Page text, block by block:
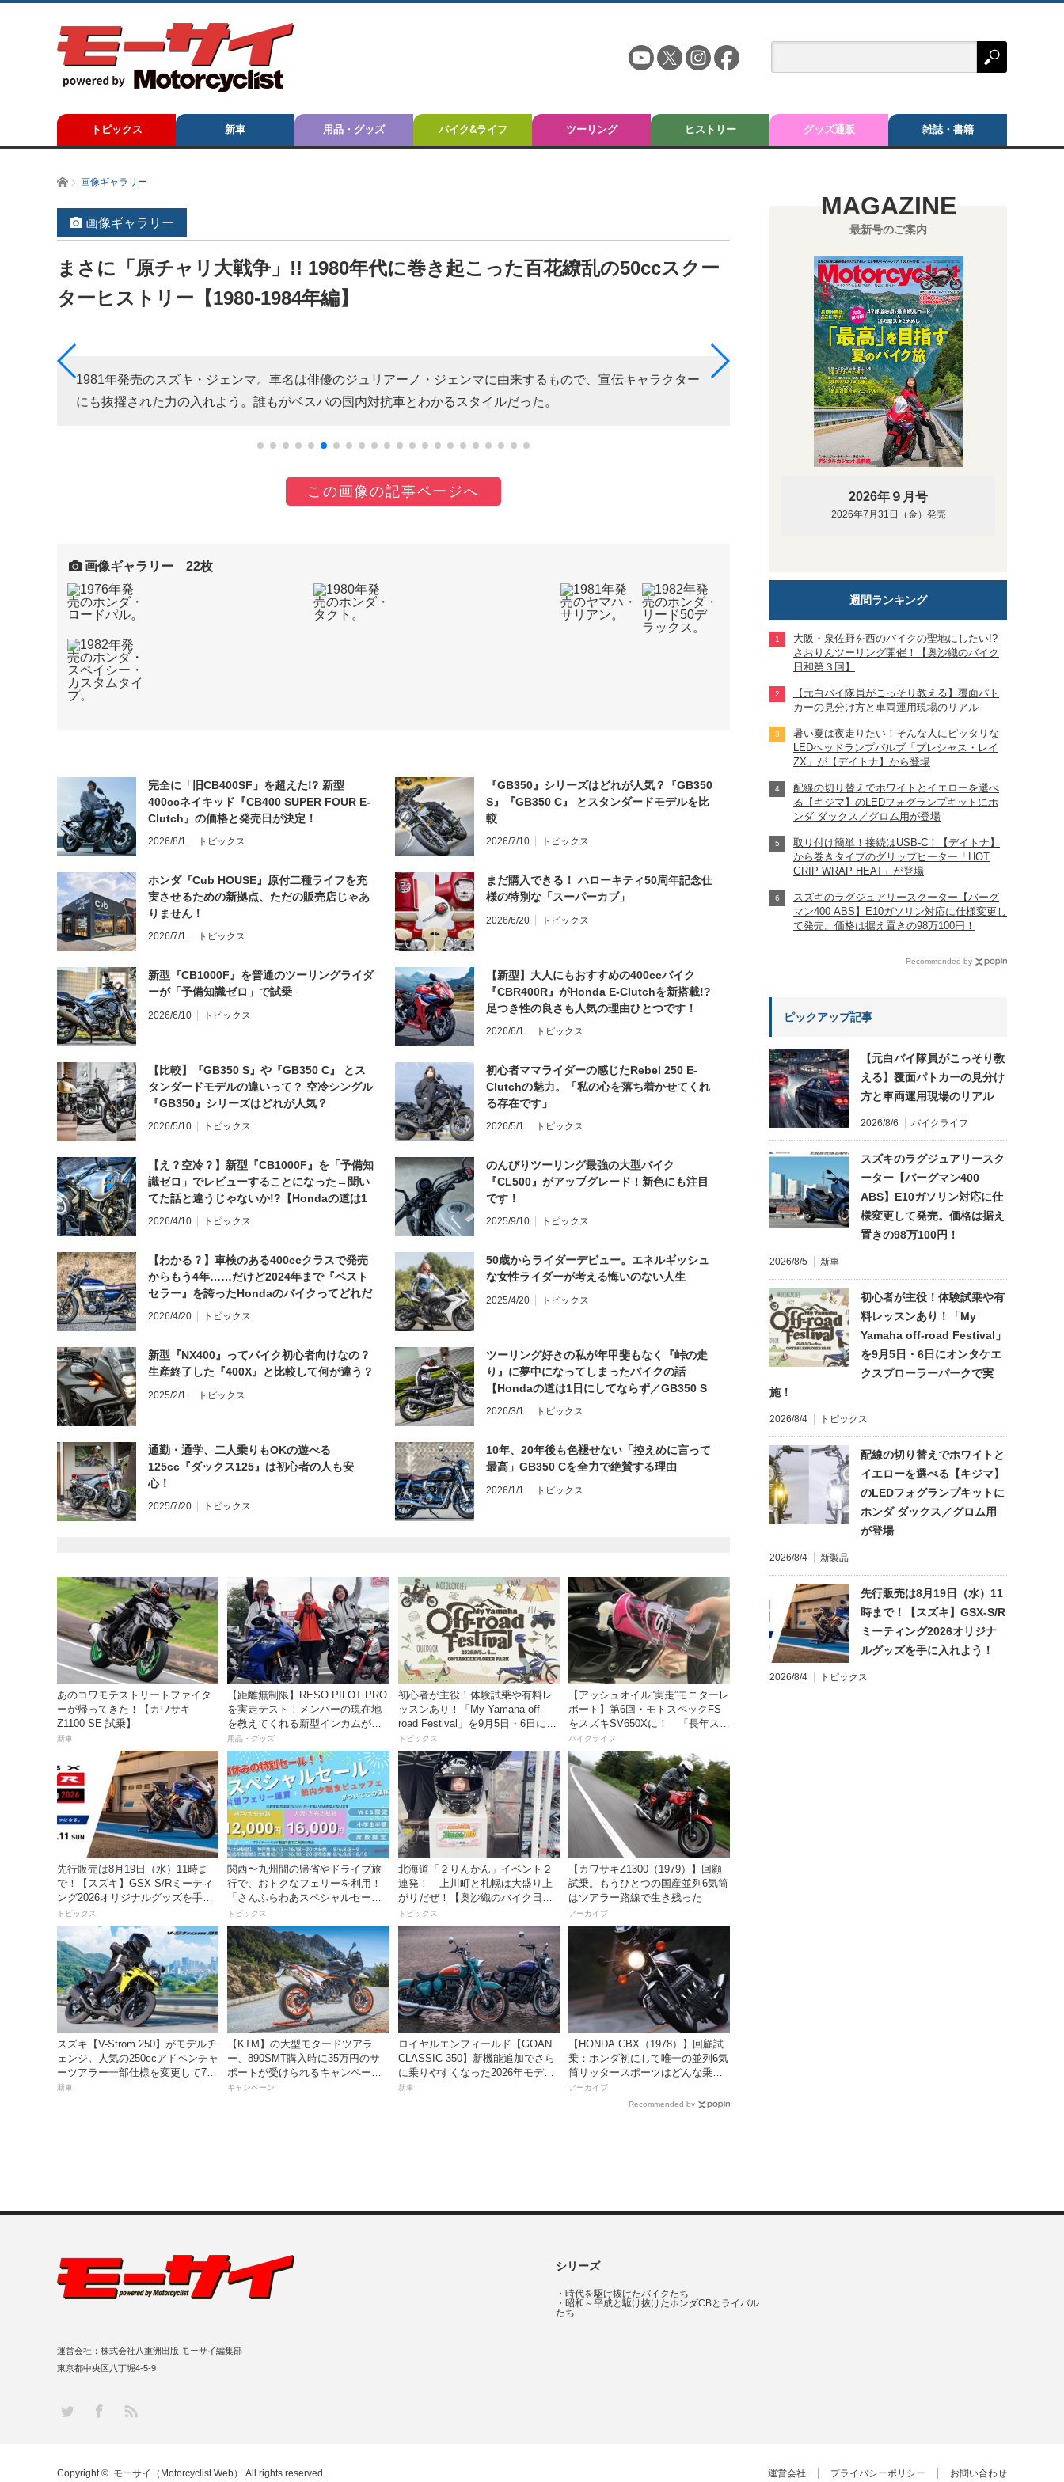
トピックス 新車 用品・グッズ バイク&ライフ ツーリング ヒストリー グッズ通販 雑誌・書籍
ホーム画像ギャラリー
画像ギャラリー
まさに「原チャリ大戦争」!! 1980年代に巻き起こった百花繚乱の50ccスクー
ターヒストリー【1980-1984年編】
1981年発売のスズキ・ジェンマ。車名は俳優のジュリアーノ・ジェンマに由来するもので、宣伝キャラクター
にも抜擢された力の入れよう。誰もがベスパの国内対抗車とわかるスタイルだった。
1981年発売のヤマハ・サリアン。ベルーガの女性向
ド標準装備だった。
この画像の記事ページへ
画像ギャラリー 22枚
完全に「旧CB400SF」を超えた!? 新型
400ccネイキッド『CB400 SUPER FOUR E-
Clutch』の価格と発売日が決定！
2026/8/1 トピックス
『GB350』シリーズはどれが人気？『GB350
S』『GB350 C』 とスタンダードモデルを比
較
2026/7/10 トピックス
ホンダ『Cub HOUSE』原付二種ライフを充
実させるための新拠点、ただの販売店じゃあ
りません！
2026/7/1 トピックス
まだ購入できる！ ハローキティ50周年記念仕
様の特別な「スーパーカブ」
2026/6/20 トピックス
新型『CB1000F』を普通のツーリングライダ
ーが「予備知識ゼロ」で試乗
2026/6/10 トピックス
【新型】大人にもおすすめの400ccバイク
『CBR400R』がHonda E-Clutchを新搭載!?
足つき性の良さも人気の理由ひとつです！
2026/6/1 トピックス
【比較】『GB350 S』や『GB350 C』 とス
タンダードモデルの違いって？ 空冷シングル
『GB350』シリーズはどれが人気？
2026/5/10 トピックス
初心者ママライダーの感じたRebel 250 E-
Clutchの魅力。「私の心を落ち着かせてくれ
る存在です」
2026/5/1 トピックス
【え？空冷？】新型『CB1000F』を「予備知
識ゼロ」でレビューすることになった→聞い
てた話と違うじゃないか!?【Hondaの道は1
日にしてならず／CB1000F ①第一印象 編】
2026/4/10 トピックス
のんびりツーリング最強の大型バイク
『CL500』がアップグレード！新色にも注目
です！
2025/9/10 トピックス
【わかる？】車検のある400ccクラスで発売
からもう4年……だけど2024年まで『ベスト
セラー』を誇ったHondaのバイクってどれだ
と思う？
2026/4/20 トピックス
50歳からライダーデビュー。エネルギッシュ
な女性ライダーが考える悔いのない人生
2025/4/20 トピックス
新型『NX400』ってバイク初心者向けなの？
生産終了した『400X』と比較して何が違う？
2025/2/1 トピックス
ツーリング好きの私が年甲斐もなく『峠の走
り』に夢中になってしまったバイクの話
【Hondaの道は1日にしてならず／GB350 S
インプレ・レビュー 前編】
2026/3/1 トピックス
通勤・通学、二人乗りもOKの遊べる
125cc『ダックス125』は初心者の人も安
心！
2025/7/20 トピックス
10年、20年後も色褪せない「控えめに言って
最高」GB350 Cを全力で絶賛する理由
2026/1/1 トピックス
あのコワモテストリートファイタ
ーが帰ってきた！【カワサキ
Z1100 SE 試乗】
新車
【距離無制限】RESO PILOT PRO
を実走テスト！メンバーの現在地
を教えてくれる新型インカムがめ
っちゃ便利な３つの理由【動画付
き】
用品・グッズ
初心者が主役！体験試乗や有料レ
ッスンあり！「My Yamaha off-
road Festival」を9月5日・6日にオ
ンタケエクスプローラーパークで
実施！
トピックス
【アッシュオイル”実走”モニターレ
ポート】第6回・モトスペックFS
をスズキSV650Xに！ 「長年スト
レスだったシフトの固さがコレの
おかげで滑らかに！」
バイクライフ
先行販売は8月19日（水）11時ま
で！【スズキ】GSX-S/Rミーティ
ング2026オリジナルグッズを手に
入れよう！
トピックス
関西〜九州間の帰省やドライブ旅
行で、おトクなフェリーを利用！
「さんふらわあスペシャルセー
ル」を期間限定で販売開始
トピックス
北海道「２りんかん」イベント２
連発！ 上川町と札幌は大盛り上
がりだぜ！【奥沙織のバイク日和
第3回】
トピックス
【カワサキZ1300（1979）】回顧
試乗。もうひとつの国産並列6気筒
はツアラー路線で生き残った
アーカイブ
スズキ【V-Strom 250】がモデルチ
ェンジ。人気の250ccアドベンチャ
ーツアラー一部仕様を変更して7月
23日発売。価格68万5300円
新車
【KTM】の大型モタードツアラ
ー、890SMT購入時に35万円のサ
ポートが受けられるキャンペーン
を実施中！
キャンペーン
ロイヤルエンフィールド【GOAN
CLASSIC 350】新機能追加でさら
に乗りやすくなった2026年モデル
は、価格80万800円〜で7月31日発
新車
【HONDA CBX（1978）】回顧試
乗：ホンダ初にして唯一の並列6気
筒リッタースポーツはどんな乗り
味だったのか？
アーカイブ
Recommended by
MAGAZINE
最新号のご案内
2026年９月号
2026年7月31日（金）発売
週間ランキング
大阪・泉佐野を西のバイクの聖地にしたい!?
さおりんツーリング開催！【奥沙織のバイク
日和第３回】
【元白バイ隊員がこっそり教える】覆面パト
カーの見分け方と車両運用現場のリアル
暑い夏は夜走りたい！そんな人にピッタリな
LEDヘッドランプバルブ「プレシャス・レイ
ZX」が【デイトナ】から登場
配線の切り替えでホワイトとイエローを選べ
る【キジマ】のLEDフォグランプキットにホ
ンダ ダックス／グロム用が登場
取り付け簡単！接続はUSB-C！【デイトナ】
から巻きタイプのグリップヒーター「HOT
GRIP WRAP HEAT」が登場
スズキのラグジュアリースクーター【バーグ
マン400 ABS】E10ガソリン対応に仕様変更し
て発売。価格は据え置きの98万100円！
Recommended by
ピックアップ記事
【元白バイ隊員がこっそり教
える】覆面パトカーの見分け
方と車両運用現場のリアル
2026/8/6 バイクライフ
スズキのラグジュアリースク
ーター【バーグマン400
ABS】E10ガソリン対応に仕
様変更して発売。価格は据え
置きの98万100円！
2026/8/5 新車
初心者が主役！体験試乗や有
料レッスンあり！「My
Yamaha off-road Festival」
を9月5日・6日にオンタケエ
クスプローラーパークで実
施！
2026/8/4 トピックス
配線の切り替えでホワイトと
イエローを選べる【キジマ】
のLEDフォグランプキットに
ホンダ ダックス／グロム用
が登場
2026/8/4 新製品
先行販売は8月19日（水）11
時まで！【スズキ】GSX-S/R
ミーティング2026オリジナ
ルグッズを手に入れよう！
2026/8/4 トピックス
シリーズ
・ 時代を駆け抜けたバイクたち
・ 昭和～平成と駆け抜けたホンダCBとライバル
たち
運営会社：株式会社八重洲出版 モーサイ編集部
東京都中央区八丁堀4-5-9
Twitter Facebook
RSS
運営会社 プライバシーポリシー お問い合わせ
Copyright © モーサイ（Motorcyclist Web） All rights reserved.